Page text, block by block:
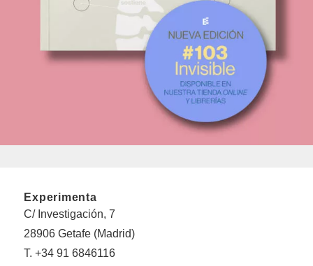
Experimenta
C/ Investigación, 7
28906 Getafe (Madrid)
T. +34 91 6846116